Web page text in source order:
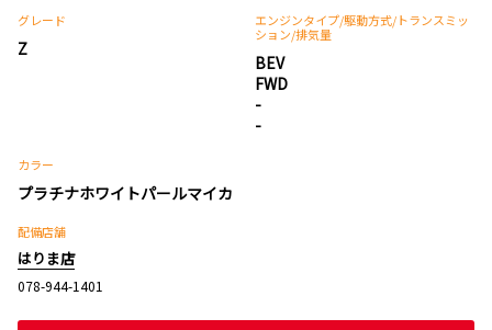
グレード
Z
エンジンタイプ/駆動方式/トランスミッ
ション/排気量
BEV
FWD
-
-
カラー
プラチナホワイトパールマイカ
配備店舗
はりま店
078-944-1401